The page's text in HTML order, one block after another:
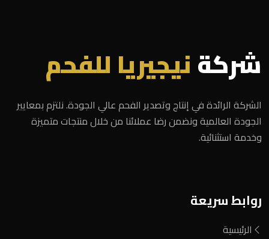
شركةنيجيريا للفحم
الشركة الرائدة في إنتاج وتصدير الفحم عالي الجودة. نلتزم بمعايير
الجودة العالمية ونضمن رضا عملائنا من خلال منتجات متميزة
وخدمة استثنائية.
روابط سريعة
الرئيسية